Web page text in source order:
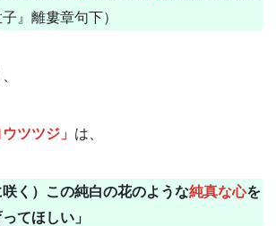
子』離婁章句下）
ウツツジ」 は、
咲く）この純白の花のような純真な心を
てほしい」